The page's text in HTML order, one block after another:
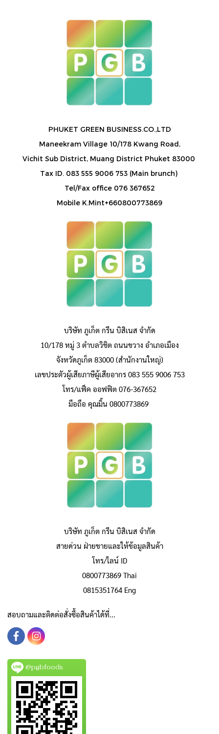
PHUKET GREEN BUSINESS.CO.,LTD
Maneekram Village 10/178 Kwang Road,
Vichit Sub District, Muang District Phuket 83000
Tax ID. 083 555 9006 753 (Main brunch)
Tel/Fax office 076 367652
Mobile K.Mint+660800773869
บริษัท ภูเก็ต กรีน บิสิเนส จำกัด
10/178 หมู่ 3 ตำบลวิชิต ถนนขวาง อำเภอเมือง
จังหวัดภูเก็ต 83000 (สำนักงานใหญ่)
เลขประตัวผู้เสียภาษีผู้เสียอากร 083 555 9006 753
โทร/แฟ็ค ออฟฟิต 076-367652
มือถือ คุณมิ้น 0800773869
บริษัท ภูเก็ต กรีน บิสิเนส จำกัด
สายด่วน ฝ่ายขายและให้ข้อมูลสินค้า
โทร/ไลน์ ID
0800773869 Thai
0815351764 Eng
สอบถามและติดต่อสั่งซื้อสินค้าได้ที่...
@pgbfoods